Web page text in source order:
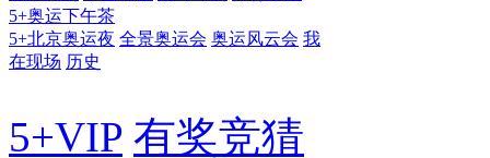
5+奥运下午茶
5+北京奥运夜 全景奥运会 奥运风云会 我
在现场 历史
5+VIP 有奖竞猜